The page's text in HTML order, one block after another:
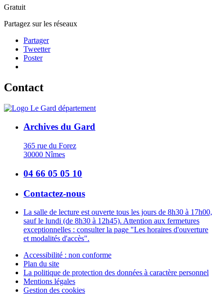
Gratuit
Partagez sur les réseaux
Partager
Tweetter
Poster
Contact
Archives du Gard
365 rue du Forez
30000 Nîmes
04 66 05 05 10
Contactez-nous
La salle de lecture est ouverte tous les jours de 8h30 à 17h00,
sauf le lundi (de 8h30 à 12h45). Attention aux fermetures
exceptionnelles : consulter la page "Les horaires d'ouverture
et modalités d'accès".
Accessibilité : non conforme
Plan du site
La politique de protection des données à caractère personnel
Mentions légales
Gestion des cookies